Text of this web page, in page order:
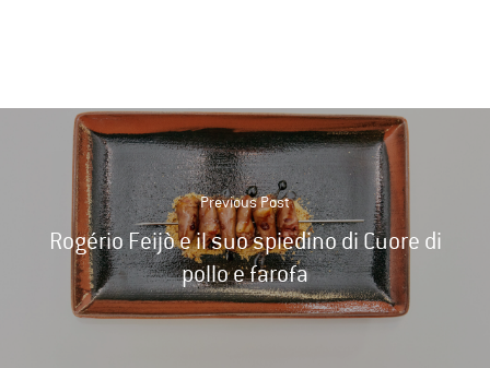
Previous Post
Rogério Feijò e il suo spiedino di Cuore di
pollo e farofa